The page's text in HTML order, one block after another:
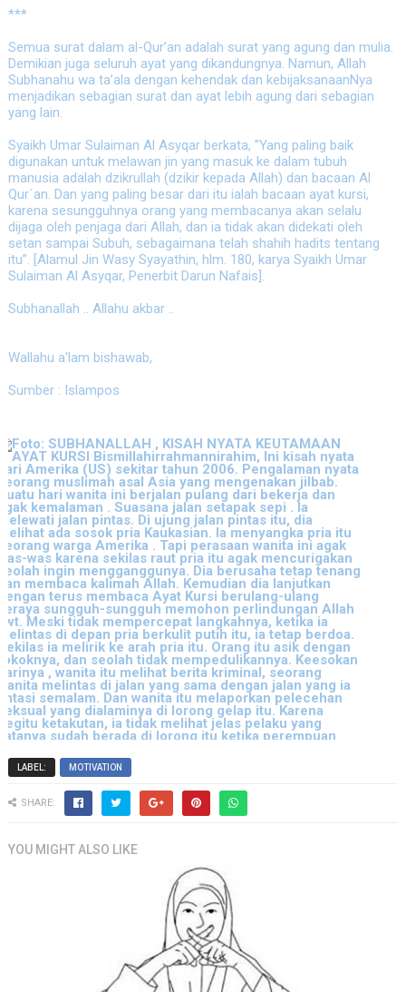
***
Semua surat dalam al-Qur’an adalah surat yang agung dan mulia.
Demikian juga seluruh ayat yang dikandungnya. Namun, Allah
Subhanahu wa ta’ala dengan kehendak dan kebijaksanaanNya
menjadikan sebagian surat dan ayat lebih agung dari sebagian
yang lain.
Syaikh Umar Sulaiman Al Asyqar berkata, ”Yang paling baik
digunakan untuk melawan jin yang masuk ke dalam tubuh
manusia adalah dzikrullah (dzikir kepada Allah) dan bacaan Al
Qur`an. Dan yang paling besar dari itu ialah bacaan ayat kursi,
karena sesungguhnya orang yang membacanya akan selalu
dijaga oleh penjaga dari Allah, dan ia tidak akan didekati oleh
setan sampai Subuh, sebagaimana telah shahih hadits tentang
itu”. [Alamul Jin Wasy Syayathin, hlm. 180, karya Syaikh Umar
Sulaiman Al Asyqar, Penerbit Darun Nafais].
Subhanallah .. Allahu akbar ..
Wallahu a'lam bishawab,
Sumber : Islampos
LABEL: MOTIVATION
SHARE:
YOU MIGHT ALSO LIKE